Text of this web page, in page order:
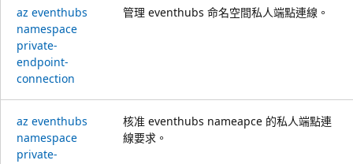
az eventhubs
namespace
private-
endpoint-
connection
管理 eventhubs 命名空間私人端點連線。
az eventhubs
namespace
private-
核准 eventhubs nameapce 的私人端點連
線要求。